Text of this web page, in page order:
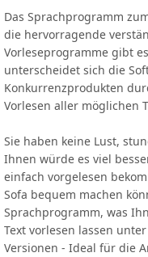
Das Sprachprogramm
die hervorragende
Vorleseprogramme gibt
unterscheidet sich die
Konkurrenzprodukten
Vorlesen aller möglichen
Sie haben keine Lust,
Ihnen würde es viel
einfach vorgelesen
Sofa bequem machen
Sprachprogramm, was
Text vorlesen lassen
Versionen - Ideal für die